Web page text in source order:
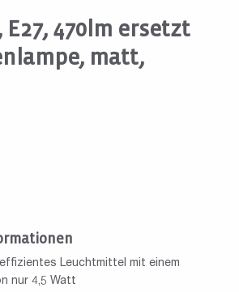
E27, 470lm ersetzt
matt,
Leuchtmittel mit einem
nur 4,5 Watt